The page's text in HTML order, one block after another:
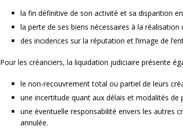
la fin définitive de son activité et sa disparition
la perte de ses biens nécessaires à la réalisation
des incidences sur la réputation et l’image de
Pour les créanciers, la liquidation judiciaire présente
le non-recouvrement total ou partiel de leurs
une incertitude quant aux délais et modalités de
une éventuelle responsabilité envers les autres
annulée.